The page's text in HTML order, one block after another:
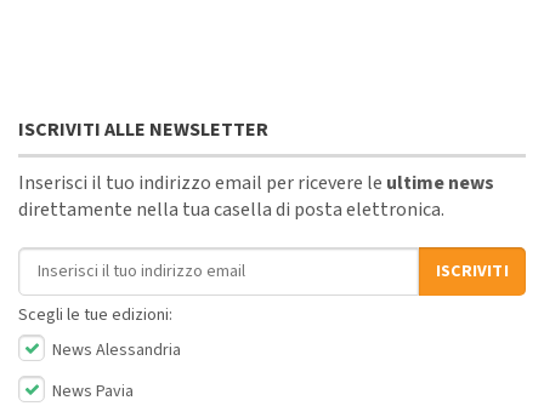
ISCRIVITI ALLE NEWSLETTER
Inserisci il tuo indirizzo email per ricevere le ultime news
direttamente nella tua casella di posta elettronica.
Indirizzo email
ISCRIVITI
Scegli le tue edizioni:
News Alessandria
News Pavia